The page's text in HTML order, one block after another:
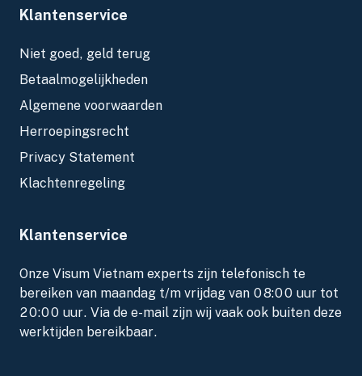
Klantenservice
Niet goed, geld terug
Betaalmogelijkheden
Algemene voorwaarden
Herroepingsrecht
Privacy Statement
Klachtenregeling
Klantenservice
Onze Visum Vietnam experts zijn telefonisch te
bereiken van maandag t/m vrijdag van 08:00 uur tot
20:00 uur. Via de e-mail zijn wij vaak ook buiten deze
werktijden bereikbaar.